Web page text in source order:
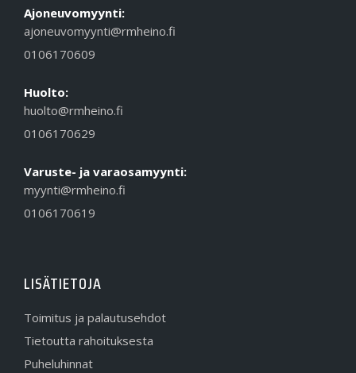
Ajoneuvomyynti:
ajoneuvomyynti@rmheino.fi
0106170609
Huolto:
huolto@rmheino.fi
0106170629
Varuste- ja varaosamyynti:
myynti@rmheino.fi
0106170619
LISÄTIETOJA
Toimitus ja palautusehdot
Tietoutta rahoituksesta
Puheluhinnat